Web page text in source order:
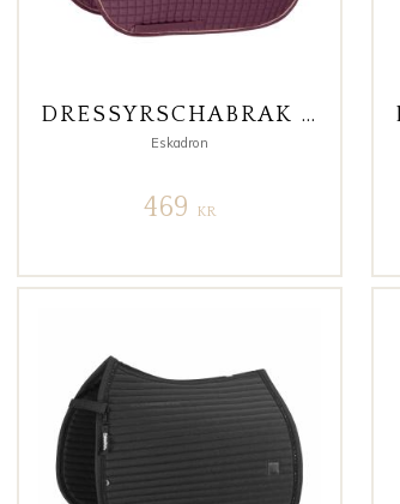
DRESSYRSCHABRAK COTTON HERITAGE CASSIS
Eskadron
469 KR